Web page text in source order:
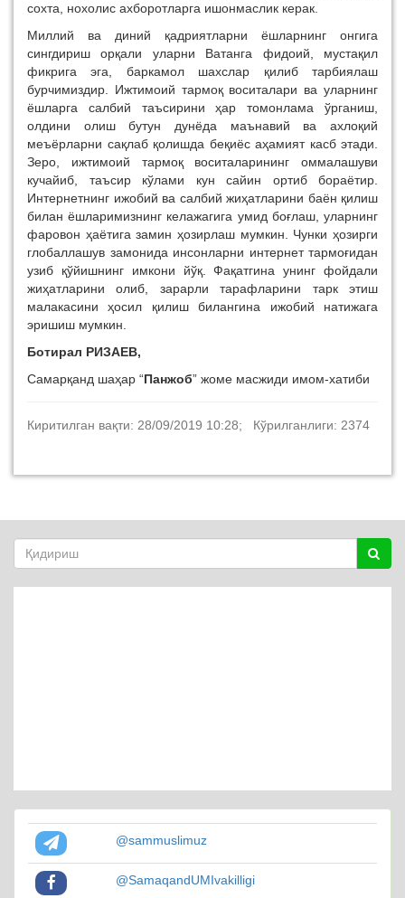
сохта, нохолис ахборотларга ишонмаслик керак.
Миллий ва диний қадриятларни ёшларнинг онгига
сингдириш орқали уларни Ватанга фидоий, мустақил
фикрига эга, баркамол шахслар қилиб тарбиялаш
бурчимиздир. Ижтимоий тармоқ воситалари ва уларнинг
ёшларга салбий таъсирини ҳар томонлама ўрганиш,
олдини олиш бутун дунёда маънавий ва ахлоқий
меъёрларни сақлаб қолишда беқиёс аҳамият касб этади.
Зеро, ижтимоий тармоқ воситаларининг оммалашуви
кучайиб, таъсир кўлами кун сайин ортиб бораётир.
Интернетнинг ижобий ва салбий жиҳатларини баён қилиш
билан ёшларимизнинг келажагига умид боғлаш, уларнинг
фаровон ҳаётига замин ҳозирлаш мумкин.
Чунки ҳозирги
глобаллашув замонида инсонларни интернет тармоғидан
узиб қўйишнинг имкони йўқ. Фақатгина унинг фойдали
жиҳатларини олиб, зарарли тарафларини тарк этиш
малакасини ҳосил қилиш билангина ижобий натижага
эришиш мумкин.
Ботирал РИЗАЕВ,
Самарқанд шаҳар “Панжоб” жоме масжиди имом-хатиби
Киритилган вақти: 28/09/2019 10:28; Кўрилганлиги: 2374
@sammuslimuz
@SamaqandUMIvakilligi